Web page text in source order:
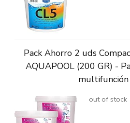
Pack Ahorro 2 uds
AQUAPOOL (200 GR) -
multifunción
out of stock